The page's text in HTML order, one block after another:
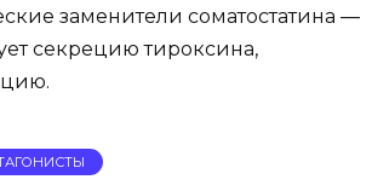
заменители соматостатина —
секрецию тироксина,